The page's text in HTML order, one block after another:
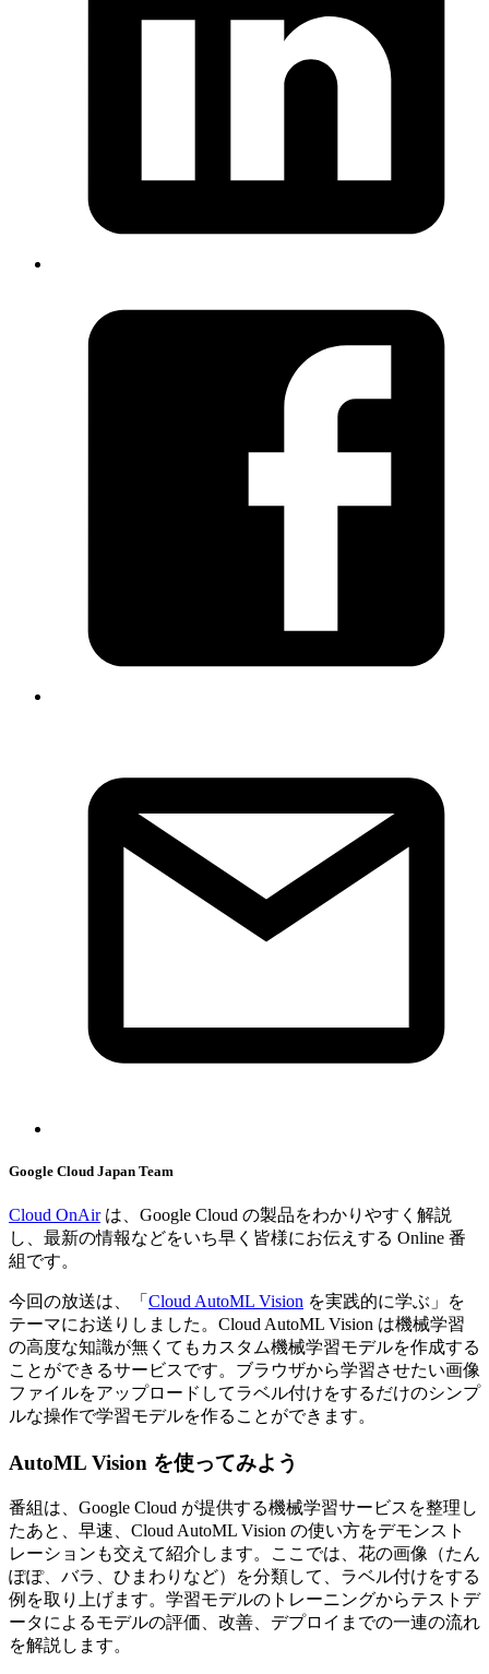
Google Cloud Japan Team
Cloud OnAirは、Google Cloud の製品をわかりやすく解説
し、最新の情報などをいち早く皆様にお伝えする Online 番
組です。
今回の放送は、「 Cloud AutoML Vision を実践的に学ぶ」を
テーマにお送りしました。Cloud AutoML Vision は機械学習
の高度な知識が無くてもカスタム機械学習モデルを作成する
ことができるサービスです。ブラウザから学習させたい画像
ファイルをアップロードしてラベル付けをするだけのシンプ
ルな操作で学習モデルを作ることができます。
AutoML Vision を使ってみよう
番組は、Google Cloud が提供する機械学習サービスを整理し
たあと、早速、Cloud AutoML Vision の使い方をデモンスト
レーションも交えて紹介します。ここでは、花の画像（たん
ぽぽ、バラ、ひまわりなど）を分類して、ラベル付けをする
例を取り上げます。学習モデルのトレーニングからテストデ
ータによるモデルの評価、改善、デプロイまでの一連の流れ
を解説します。